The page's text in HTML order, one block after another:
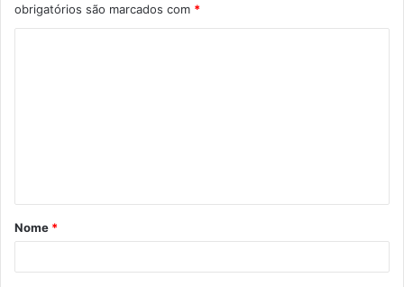
obrigatórios são marcados com *
á
r
Nome *